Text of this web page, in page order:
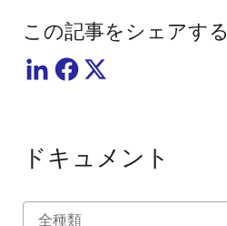
この記事をシェアする
ドキュメント